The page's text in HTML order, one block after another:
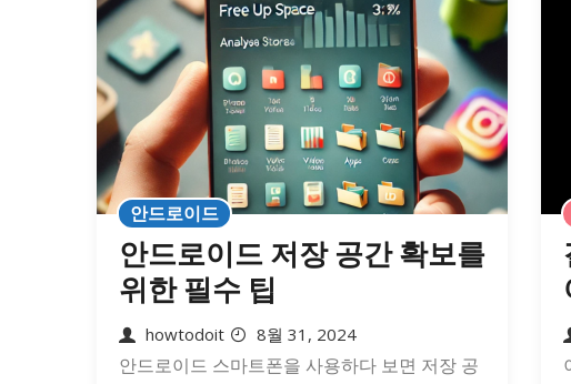
안드로이드
안드로이드 저장 공간 확보를
위한 필수 팁
howtodoit 8월 31, 2024
안드로이드 스마트폰을 사용하다 보면 저장 공